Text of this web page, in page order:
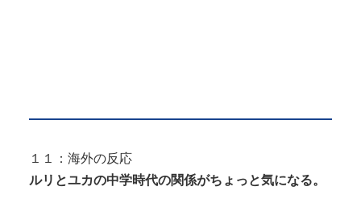
１１：海外の反応
ルリとユカの中学時代の関係がちょっと気になる。